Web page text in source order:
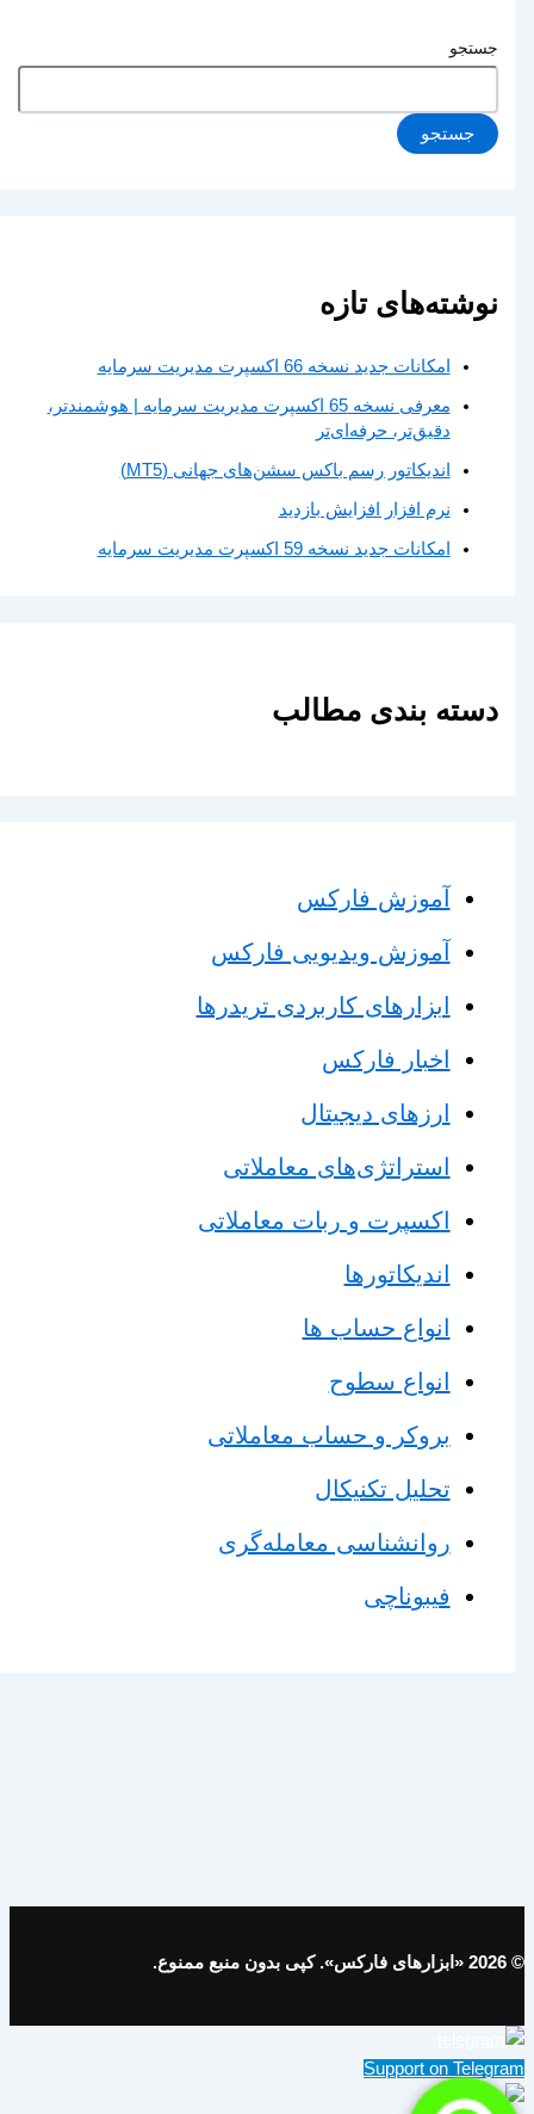
جستجو
جستجو
نوشته‌های تازه
امکانات جدید نسخه 66 اکسپرت مدیریت سرمایه
معرفی نسخه 65 اکسپرت مدیریت سرمایه | هوشمندتر،
دقیق‌تر، حرفه‌ای‌تر
اندیکاتور رسم باکس سشن‌های جهانی (MT5)
نرم افزار افزایش بازدید
امکانات جدید نسخه 59 اکسپرت مدیریت سرمایه
دسته بندی مطالب
آموزش فارکس
آموزش ویدیویی فارکس
ابزارهای کاربردی تریدرها
اخبار فارکس
ارزهای دیجیتال
استراتژی‌های معاملاتی
اکسپرت و ربات معاملاتی
اندیکاتورها
انواع حساب ها
انواع سطوح
بروکر و حساب معاملاتی
تحلیل تکنیکال
روانشناسی معامله‌گری
فیبوناچی
© 2026 «ابزارهای فارکس». کپی بدون منبع ممنوع.
Support on Telegram